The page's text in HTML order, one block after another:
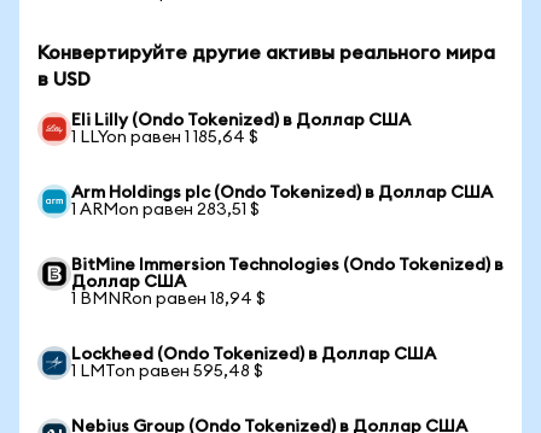
Конвертируйте другие активы реального мира
в USD
Eli Lilly (Ondo Tokenized) в Доллар США
1 LLYon равен 1 185,64 $
Arm Holdings plc (Ondo Tokenized) в Доллар США
1 ARMon равен 283,51 $
BitMine Immersion Technologies (Ondo Tokenized) в
Доллар США
1 BMNRon равен 18,94 $
Lockheed (Ondo Tokenized) в Доллар США
1 LMTon равен 595,48 $
Nebius Group (Ondo Tokenized) в Доллар США